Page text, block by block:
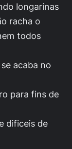
longarinas
racha o
todos
acaba no
para fins de
dificeis de